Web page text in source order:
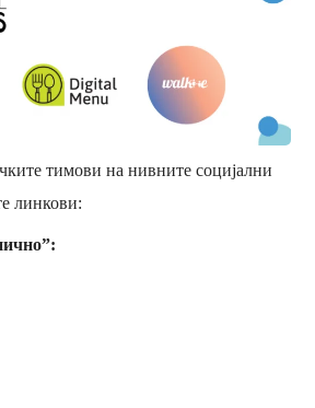
тимови на нивните социјални
линкови: